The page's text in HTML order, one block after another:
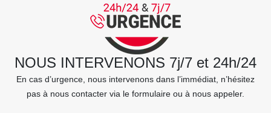
NOUS INTERVENONS 7j/7 et 24h/24
En cas d’urgence, nous intervenons dans l’immédiat, n’hésitez
pas à nous contacter via le formulaire ou à nous appeler.